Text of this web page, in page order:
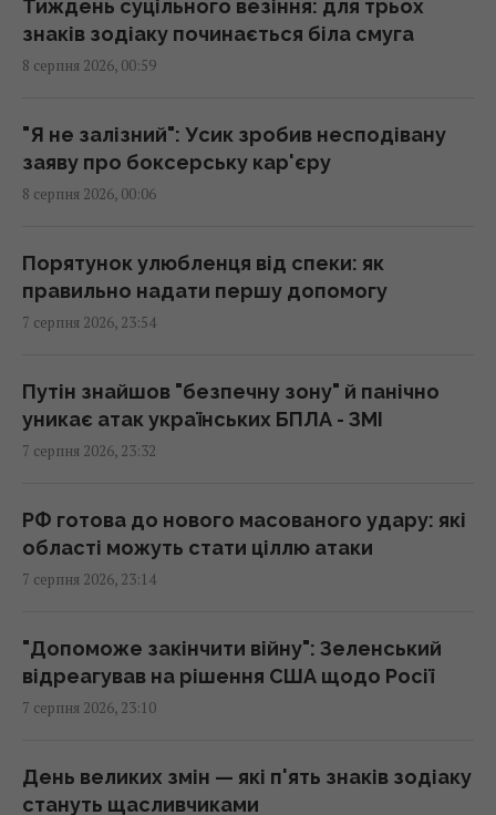
23:17 п'ятниця, 07 серпня 2026
Одна фраза миттєво поставить на місце
секрет
23:07 п'ятниця, 07 серпня 2026
Німеччині літали підозрілі дрони, -ЗМІ
22:33 п'ятниця, 07 серпня 2026
проблему
22:31 п'ятниця, 07 серпня 2026
крейсер за $5 млрд, але є проблема
22:12 п'ятниця, 07 серпня 2026
частину Грузії, - країни НАТО
22:01 п'ятниця, 07 серпня 2026
з’являється багато дешевого бензину, – Le
Monde
Тиждень суцільного везіння: для трьох
знаків зодіаку починається біла смуга
8 серпня 2026, 00:59
"Я не залізний": Усик зробив несподівану
заяву про боксерську кар'єру
8 серпня 2026, 00:06
Порятунок улюбленця від спеки: як
правильно надати першу допомогу
7 серпня 2026, 23:54
Путін знайшов "безпечну зону" й панічно
уникає атак українських БПЛА - ЗМІ
7 серпня 2026, 23:32
РФ готова до нового масованого удару: які
області можуть стати ціллю атаки
7 серпня 2026, 23:14
"Допоможе закінчити війну": Зеленський
відреагував на рішення США щодо Росії
7 серпня 2026, 23:10
День великих змін — які п'ять знаків зодіаку
стануть щасливчиками